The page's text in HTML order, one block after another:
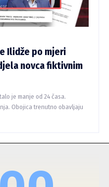
Ilidže po mjeri
novca fiktivnim
je manje od 24 časa.
Obojica trenutno obavljaju